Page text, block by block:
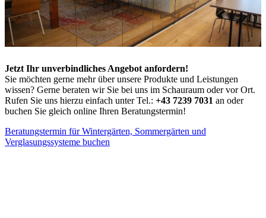
Jetzt Ihr unverbindliches Angebot anfordern!
Sie möchten gerne mehr über unsere Produkte und Leistungen
wissen? Gerne beraten wir Sie bei uns im Schauraum oder vor Ort.
Rufen Sie uns hierzu einfach unter Tel.: +43 7239 7031 an oder
buchen Sie gleich online Ihren Beratungstermin!
Beratungstermin für Wintergärten, Sommergärten und
Verglasungssysteme buchen